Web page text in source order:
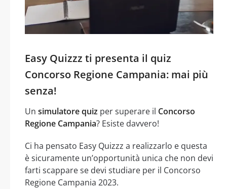
Easy Quizzz ti presenta il quiz
Concorso Regione Campania: mai più
senza!
Un simulatore quiz per superare il Concorso
Regione Campania? Esiste davvero!
Ci ha pensato Easy Quizzz a realizzarlo e questa
è sicuramente un’opportunità unica che non devi
farti scappare se devi studiare per il Concorso
Regione Campania 2023.